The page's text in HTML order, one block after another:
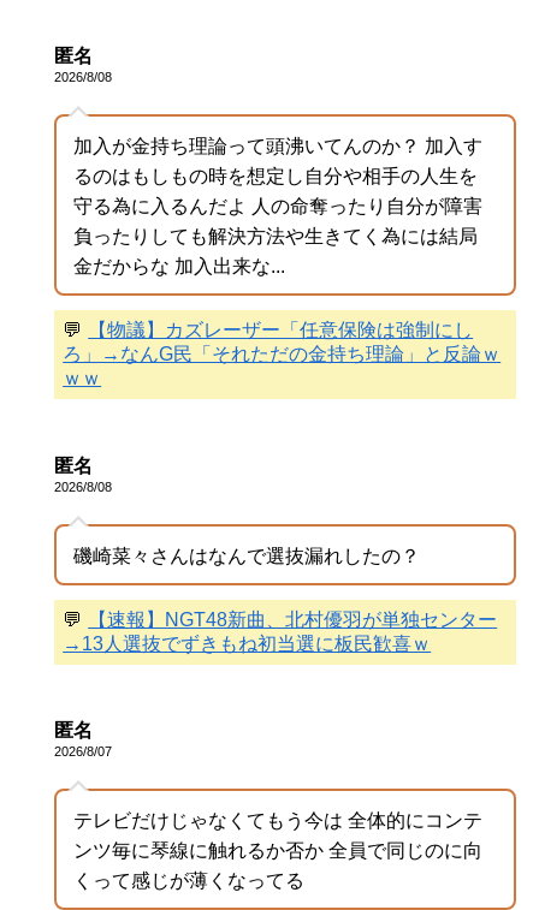
匿名
2026/8/08
加入が金持ち理論って頭沸いてんのか？ 加入す
るのはもしもの時を想定し自分や相手の人生を
守る為に入るんだよ 人の命奪ったり自分が障害
負ったりしても解決方法や生きてく為には結局
金だからな 加入出来な...
💬
【物議】カズレーザー「任意保険は強制にし
ろ」→なんG民「それただの金持ち理論」と反論ｗ
ｗｗ
匿名
2026/8/08
磯崎菜々さんはなんで選抜漏れしたの？
💬
【速報】NGT48新曲、北村優羽が単独センター
→13人選抜でずきもね初当選に板民歓喜ｗ
匿名
2026/8/07
テレビだけじゃなくてもう今は 全体的にコンテ
ンツ毎に琴線に触れるか否か 全員で同じのに向
くって感じが薄くなってる